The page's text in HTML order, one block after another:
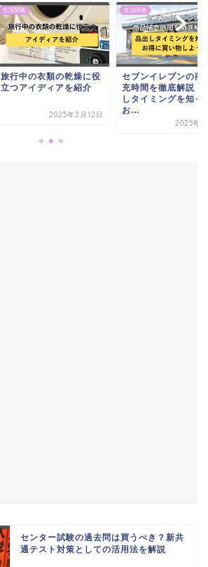
生活関連
旅行中の衣類の乾燥に役
立つアイディアを紹介
2025年2月12日
生活関連
セブンイレブンの商
充時間を徹底解説！
しタイミングを知っ
お...
2025年4
センター試験の過去問は買うべき？新共
通テスト対策としての活用法を解説